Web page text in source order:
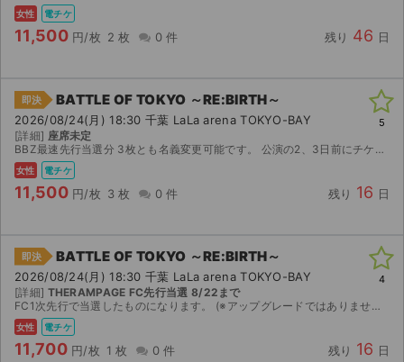
女性 電チケ
11,500 円/枚 2 枚 0 件 残り 46 日
即決 BATTLE OF TOKYO ～RE:BIRTH～
2026/08/24(月) 18:30 千葉 LaLa arena TOKYO-BAY
[詳細] 座席未定
BBZ最速先行当選分 3枚とも名義変更可能です。 公演の2、3日前にチケットブックに登録しているメールアドレスを送っていただければ分配いたします。 なお、重複分のため3枚とも名義変更可能です...
女性 電チケ
11,500 円/枚 3 枚 0 件 残り 16 日
5
即決 BATTLE OF TOKYO ～RE:BIRTH～
2026/08/24(月) 18:30 千葉 LaLa arena TOKYO-BAY
[詳細] THERAMPAGE FC先行当選 8/22まで
FC1次先行で当選したものになります。 (※アップグレードではありません) 重複分ではございません。 名義変更不可です。 チケットダウンロード可能になりましたら、 QRコードの画像を送信い...
女性 電チケ
11,700 円/枚 1 枚 0 件 残り 16 日
4